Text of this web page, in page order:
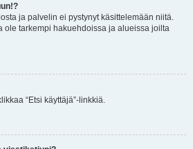
ja palvelin ei pystynyt käsittelemään niitä.
ole tarkempi hakuehdoissa ja alueissa joilta
“Etsi käyttäjä”-linkkiä.